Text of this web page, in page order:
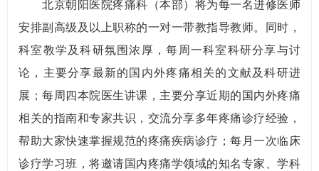
北京朝阳医院疼痛科（本部）将为每一名进修医师
安排副高级及以上职称的一对一带教指导教师。同时，
科室教学及科研氛围浓厚，每周一科室科研分享与讨
论，主要分享最新的国内外疼痛相关的文献及科研进
展；每周四本院医生讲课，主要分享近期的国内外疼痛
相关的指南和专家共识，交流分享多年疼痛诊疗经验，
帮助大家快速掌握规范的疼痛疾病诊疗；每月一次临床
诊疗学习班，将邀请国内疼痛学领域的知名专家、学科